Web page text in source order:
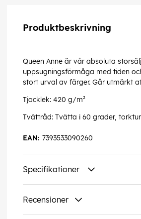
Produktbeskrivning
Queen Anne är vår absoluta
uppsugningsförmåga med tiden
stort urval av färger. Går utmärkt
Tjocklek: 420 g/m²
Tvättråd: Tvätta i 60 grader,
7393533090260
EAN:
Specifikationer
Recensioner